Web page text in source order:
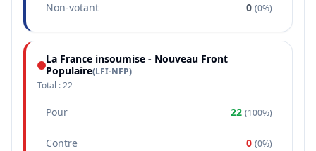
Non-votant 0 (0%)
La France insoumise - Nouveau Front
Populaire(LFI-NFP)
Total :22
Pour 22 (100%)
Contre 0 (0%)